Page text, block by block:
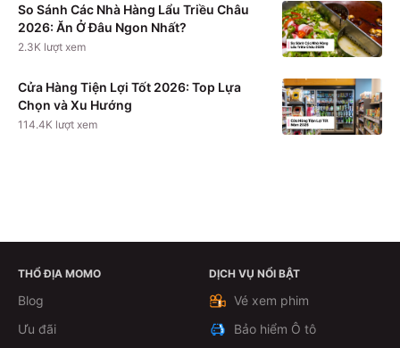
So Sánh Các Nhà Hàng Lẩu Triều Châu
2026: Ăn Ở Đâu Ngon Nhất?
2.3K lượt xem
Cửa Hàng Tiện Lợi Tốt 2026: Top Lựa
Chọn và Xu Hướng
114.4K lượt xem
Xem chi tiết
THỔ ĐỊA MOMO
Blog
Ưu đãi
DỊCH VỤ NỔI BẬT
Vé xem phim
Bảo hiểm Ô tô